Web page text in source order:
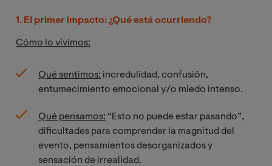
1. El primer impacto: ¿Qué está ocurriendo?
Cómo lo vivimos:
Qué sentimos: incredulidad, confusión,
entumecimiento emocional y/o miedo intenso.
Qué pensamos: “Esto no puede estar pasando”,
dificultades para comprender la magnitud del
evento, pensamientos desorganizados y
sensación de irrealidad.